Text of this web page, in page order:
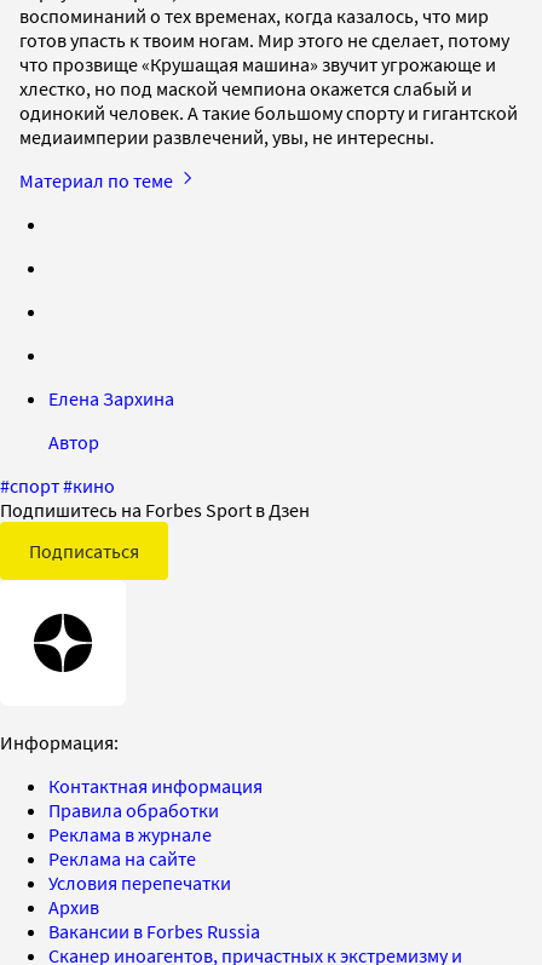
воспоминаний о тех временах, когда казалось, что мир
готов упасть к твоим ногам. Мир этого не сделает, потому
что прозвище «Крушащая машина» звучит угрожающе и
хлестко, но под маской чемпиона окажется слабый и
одинокий человек. А такие большому спорту и гигантской
медиаимперии развлечений, увы, не интересны.
Материал по теме
Елена Зархина
Автор
#спорт#кино
Подпишитесь на Forbes Sport в Дзен
Подписаться
Информация:
Контактная информация
Правила обработки
Реклама в журнале
Реклама на сайте
Условия перепечатки
Архив
Вакансии в Forbes Russia
Сканер иноагентов, причастных к экстремизму и